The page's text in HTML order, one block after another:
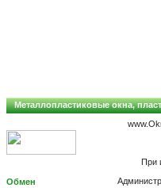
Металлопластиковые окна,
При
Обмен